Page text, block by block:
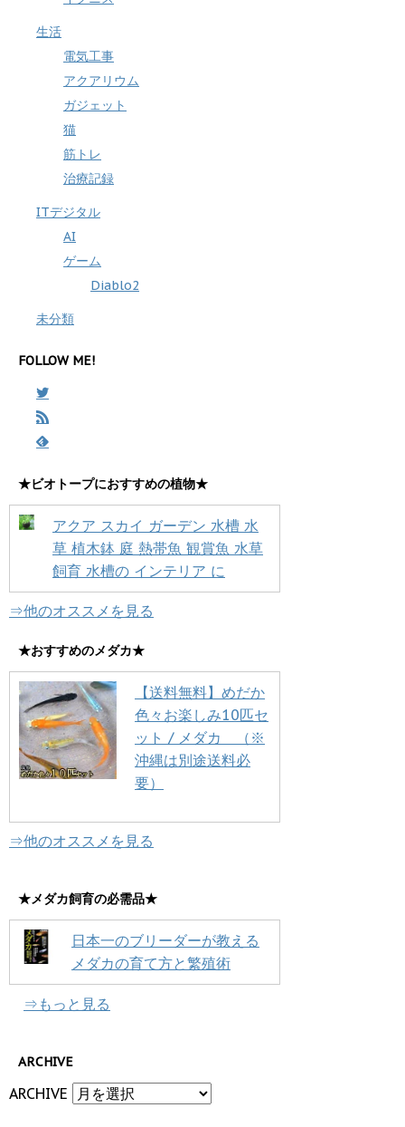
生活
電気工事
アクアリウム
ガジェット
猫
筋トレ
治療記録
ITデジタル
AI
ゲーム
Diablo2
未分類
FOLLOW ME!
★ビオトープにおすすめの植物★
アクア スカイ ガーデン 水槽 水
草 植木鉢 庭 熱帯魚 観賞魚 水草
飼育 水槽の インテリア に
⇒他のオススメを見る
★おすすめのメダカ★
【送料無料】めだか
色々お楽しみ10匹セ
ット / メダカ （※
沖縄は別途送料必
要）
⇒他のオススメを見る
★メダカ飼育の必需品★
日本一のブリーダーが教える
メダカの育て方と繁殖術
⇒もっと見る
ARCHIVE
ARCHIVE